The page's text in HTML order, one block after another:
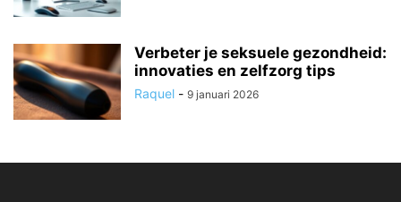
Verbeter je seksuele gezondheid:
innovaties en zelfzorg tips
Raquel - 9 januari 2026